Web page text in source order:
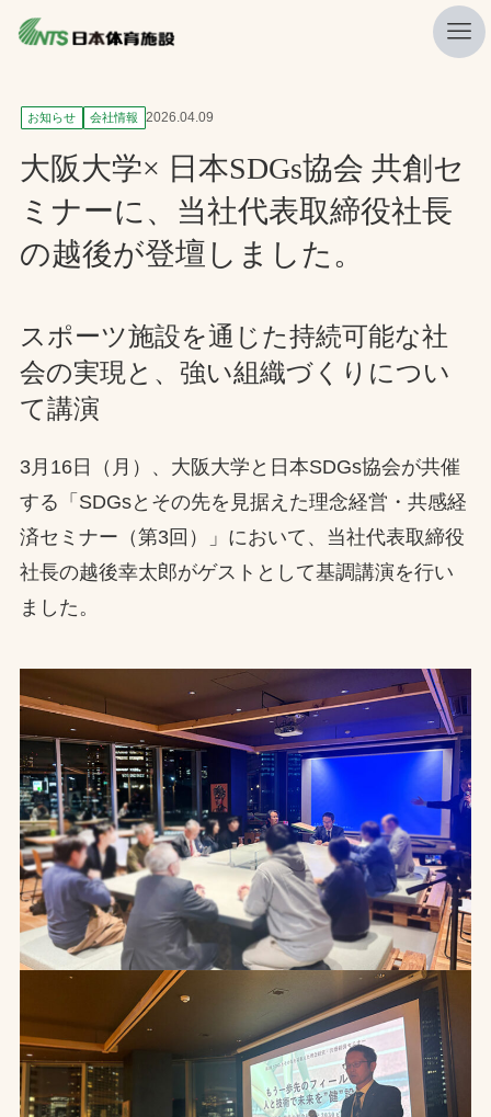
私たちの強み
ニュース
プレスリリース
レポート
施工・管理実績一覧
会社概要
採用情報
検索
お問合せ
お取引先の皆様へ
ソーシャルメディアポリシー
InstagramFacebookYouTube
文字の見えづらさや操作にお困りの方へ
お知らせ 会社情報 2026.04.09
大阪大学× 日本SDGs協会 共創セ
ミナーに、当社代表取締役社長
の越後が登壇しました。
スポーツ施設を通じた持続可能な社
会の実現と、強い組織づくりについ
て講演
3月16日（月）、大阪大学と日本SDGs協会が共催
する「SDGsとその先を見据えた理念経営・共感経
済セミナー（第3回）」において、当社代表取締役
社長の越後幸太郎がゲストとして基調講演を行い
ました。